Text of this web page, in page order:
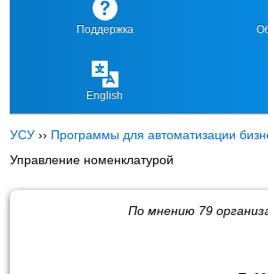
Поддержка
English
УСУ ›› Программы для автоматизации
Управление номенклатурой
По мнению 79